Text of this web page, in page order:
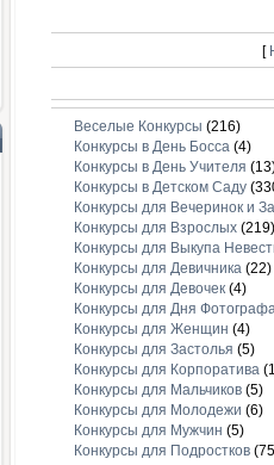
[
Веселые Конкурсы (216)
Конкурсы в День Босса(4)
Конкурсы в День Учителя
Конкурсы в Детском Саду
Конкурсы для Вечеринок и
Конкурсы для Взрослых(219)
Конкурсы для Выкупа
Конкурсы для Девичника(22)
Конкурсы для Девочек(4)
Конкурсы для Дня
Конкурсы для Женщин (4)
Конкурсы для Застолья (5)
Конкурсы для Корпоратива
Конкурсы для Мальчиков(5)
Конкурсы для Молодежи (6)
Конкурсы для Мужчин (5)
Конкурсы для Подростков